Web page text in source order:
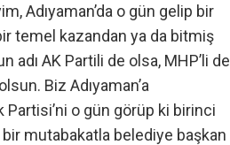
Adıyaman’da o gün gelip bir
bir temel kazandan ya da bitmiş
adı AK Partili de olsa, MHP’li de
Biz Adıyaman’a
o gün görüp ki birinci
bir mutabakatla belediye başkan